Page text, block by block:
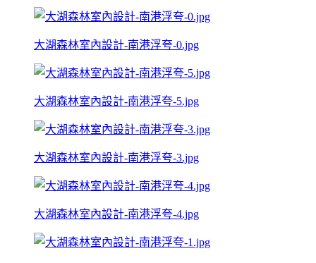
大湖森林室內設計-南港浮夸-0.jpg
大湖森林室內設計-南港浮夸-5.jpg
大湖森林室內設計-南港浮夸-3.jpg
大湖森林室內設計-南港浮夸-4.jpg